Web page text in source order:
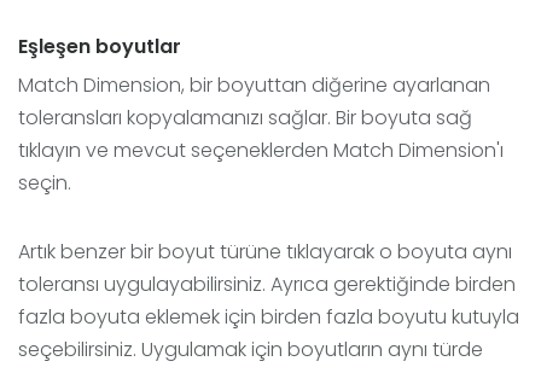
Eşleşen boyutlar
Match Dimension, bir boyuttan diğerine ayarlanan
toleransları kopyalamanızı sağlar. Bir boyuta sağ
tıklayın ve mevcut seçeneklerden Match Dimension'ı
seçin.
Artık benzer bir boyut türüne tıklayarak o boyuta aynı
toleransı uygulayabilirsiniz. Ayrıca gerektiğinde birden
fazla boyuta eklemek için birden fazla boyutu kutuyla
seçebilirsiniz. Uygulamak için boyutların aynı türde